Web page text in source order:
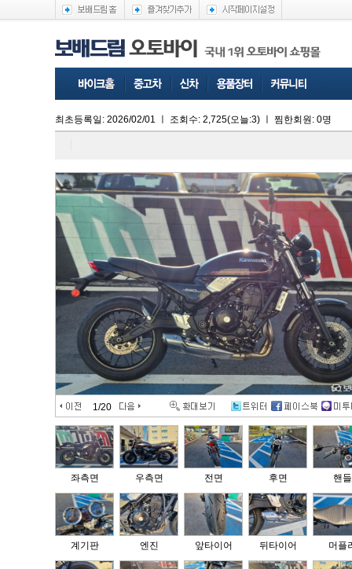
최초등록일: 2026/02/01 조회수: 2,725(오늘:3) 찜한회원: 0명
1/20
좌측면 우측면 전면 후면 핸들
계기판 엔진 앞타이어 뒤타이어 머플